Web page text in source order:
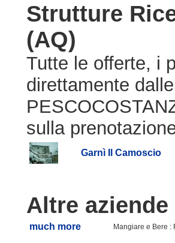
Strutture
(AQ)
Tutte le offerte, i
direttamente
sulla
Garnì Il Camoscio
Altre
much more Mangiare e Bere :